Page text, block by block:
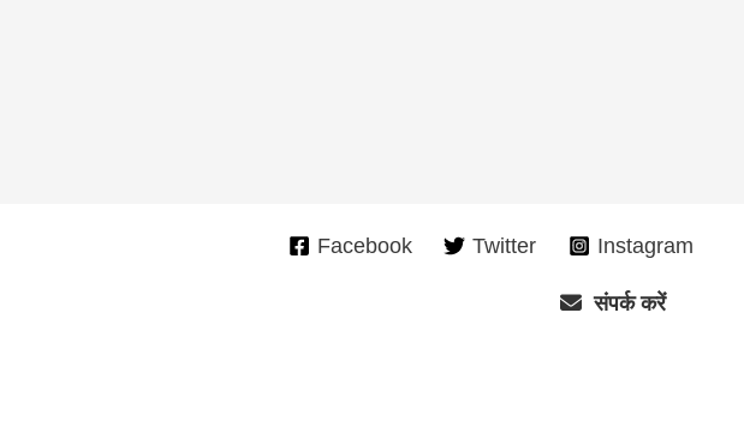
Facebook Twitter Instagram
संपर्क करें